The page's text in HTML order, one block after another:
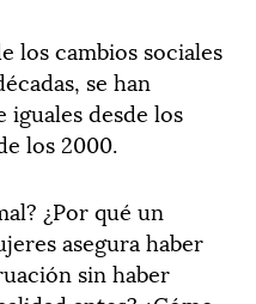
los cambios sociales
se han
desde los
los 2000.
¿Por qué un
asegura haber
sin haber